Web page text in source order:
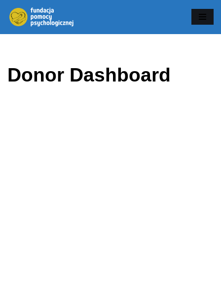
Przejdź
Donor Dashboard